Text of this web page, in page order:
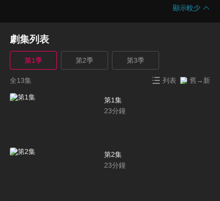
顯示較少
劇集列表
第1季 第2季 第3季
全13集 列表 舊→新
第1集
23分鐘
第2集
23分鐘